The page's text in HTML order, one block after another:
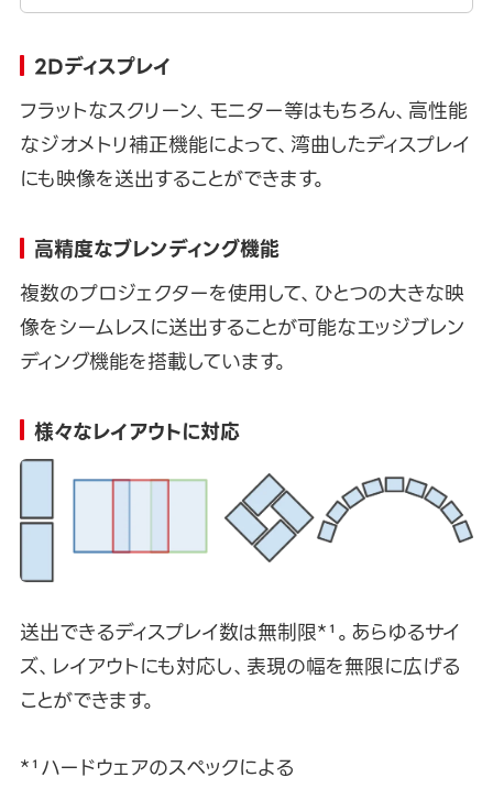
2Dディスプレイ
フラットなスクリーン、モニター等はもちろん、高性能
なジオメトリ補正機能によって、湾曲したディスプレイ
にも映像を送出することができます。
高精度なブレンディング機能
複数のプロジェクターを使用して、ひとつの大きな映
像をシームレスに送出することが可能なエッジブレン
ディング機能を搭載しています。
様々なレイアウトに対応
送出できるディスプレイ数は無制限*¹。あらゆるサイ
ズ、レイアウトにも対応し、表現の幅を無限に広げる
ことができます。
*¹ハードウェアのスペックによる